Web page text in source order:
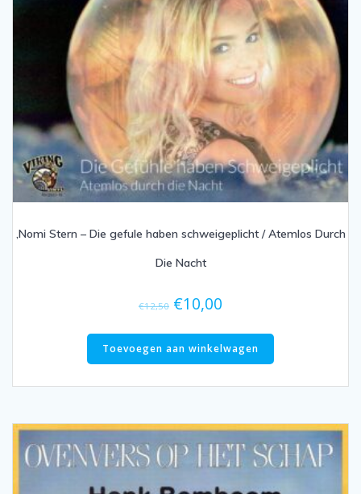
,Nomi Stern – Die gefule haben schweigeplicht / Atemlos Durch
Die Nacht
€12,50 Oorspronkelijke
was:
€12,50.
€10,00
is:
€10,00.
Toevoegen aan winkelwagen